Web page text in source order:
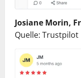
Josiane Morin,
Quelle: Trustpilot